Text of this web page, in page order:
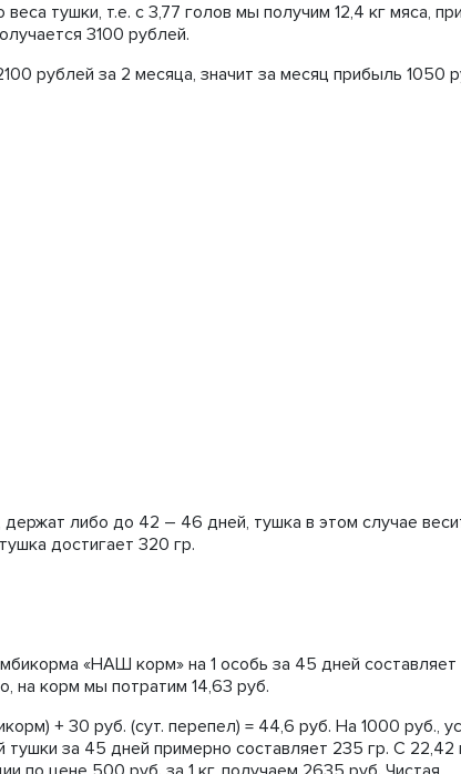
тушки, т.е. с 3,77 голов мы получим 12,4 кг мяса, при
3100 рублей.
рублей за 2 месяца, значит за месяц прибыль 1050
либо до 42 – 46 дней, тушка в этом случае
достигает 320 гр.
«НАШ корм» на 1 особь за 45 дней
на корм мы потратим 14,63 руб.
+ 30 руб. (сут. перепел) = 44,6 руб. На 1000 руб.,
за 45 дней примерно составляет 235 гр. С 22,42